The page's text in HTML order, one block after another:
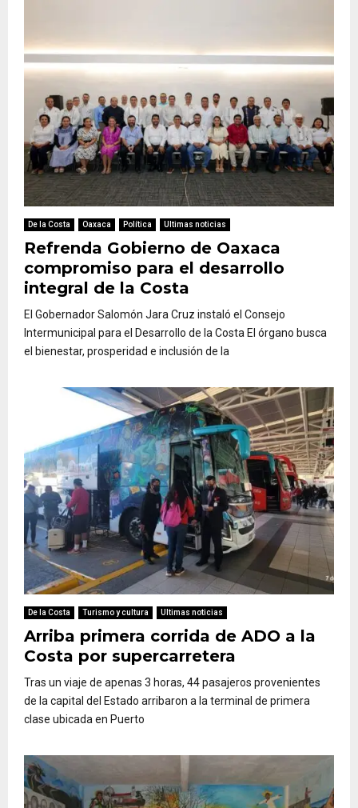
De la Costa Oaxaca Política Ultimas noticias
Refrenda Gobierno de Oaxaca
compromiso para el desarrollo
integral de la Costa
El Gobernador Salomón Jara Cruz instaló el Consejo
Intermunicipal para el Desarrollo de la Costa El órgano busca
el bienestar, prosperidad e inclusión de la
De la Costa Turismo y cultura Ultimas noticias
Arriba primera corrida de ADO a la
Costa por supercarretera
Tras un viaje de apenas 3 horas, 44 pasajeros provenientes
de la capital del Estado arribaron a la terminal de primera
clase ubicada en Puerto